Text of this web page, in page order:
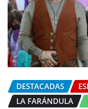
DESTACADAS
LA FARÁNDULA